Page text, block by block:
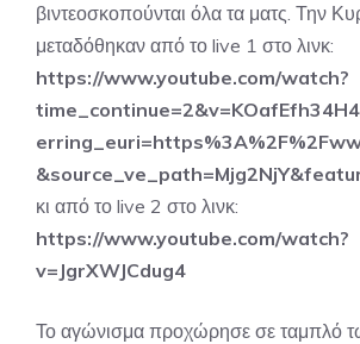
βιντεοσκοπούνται όλα τα ματς. Την
μεταδόθηκαν από το live 1 στο λινκ:
https://www.youtube.com/watch?
κι από το live 2 στο λινκ:
https://www.youtube.com/watch?
v=JgrXWJCdug4
Το αγώνισμα προχώρησε σε ταμπλό